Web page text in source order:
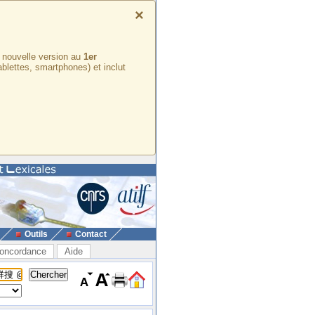
×
version au 1er
smartphones) et inclut
Outils Contact
Aide